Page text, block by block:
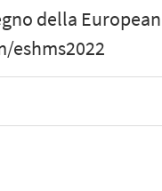
della
eshms2022